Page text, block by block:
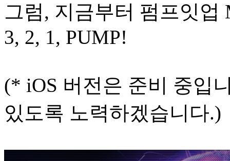
그럼, 지금부터 펌프잇
3, 2, 1, PUMP!
(* iOS 버전은 준비 중입
있도록 노력하겠습니다.)